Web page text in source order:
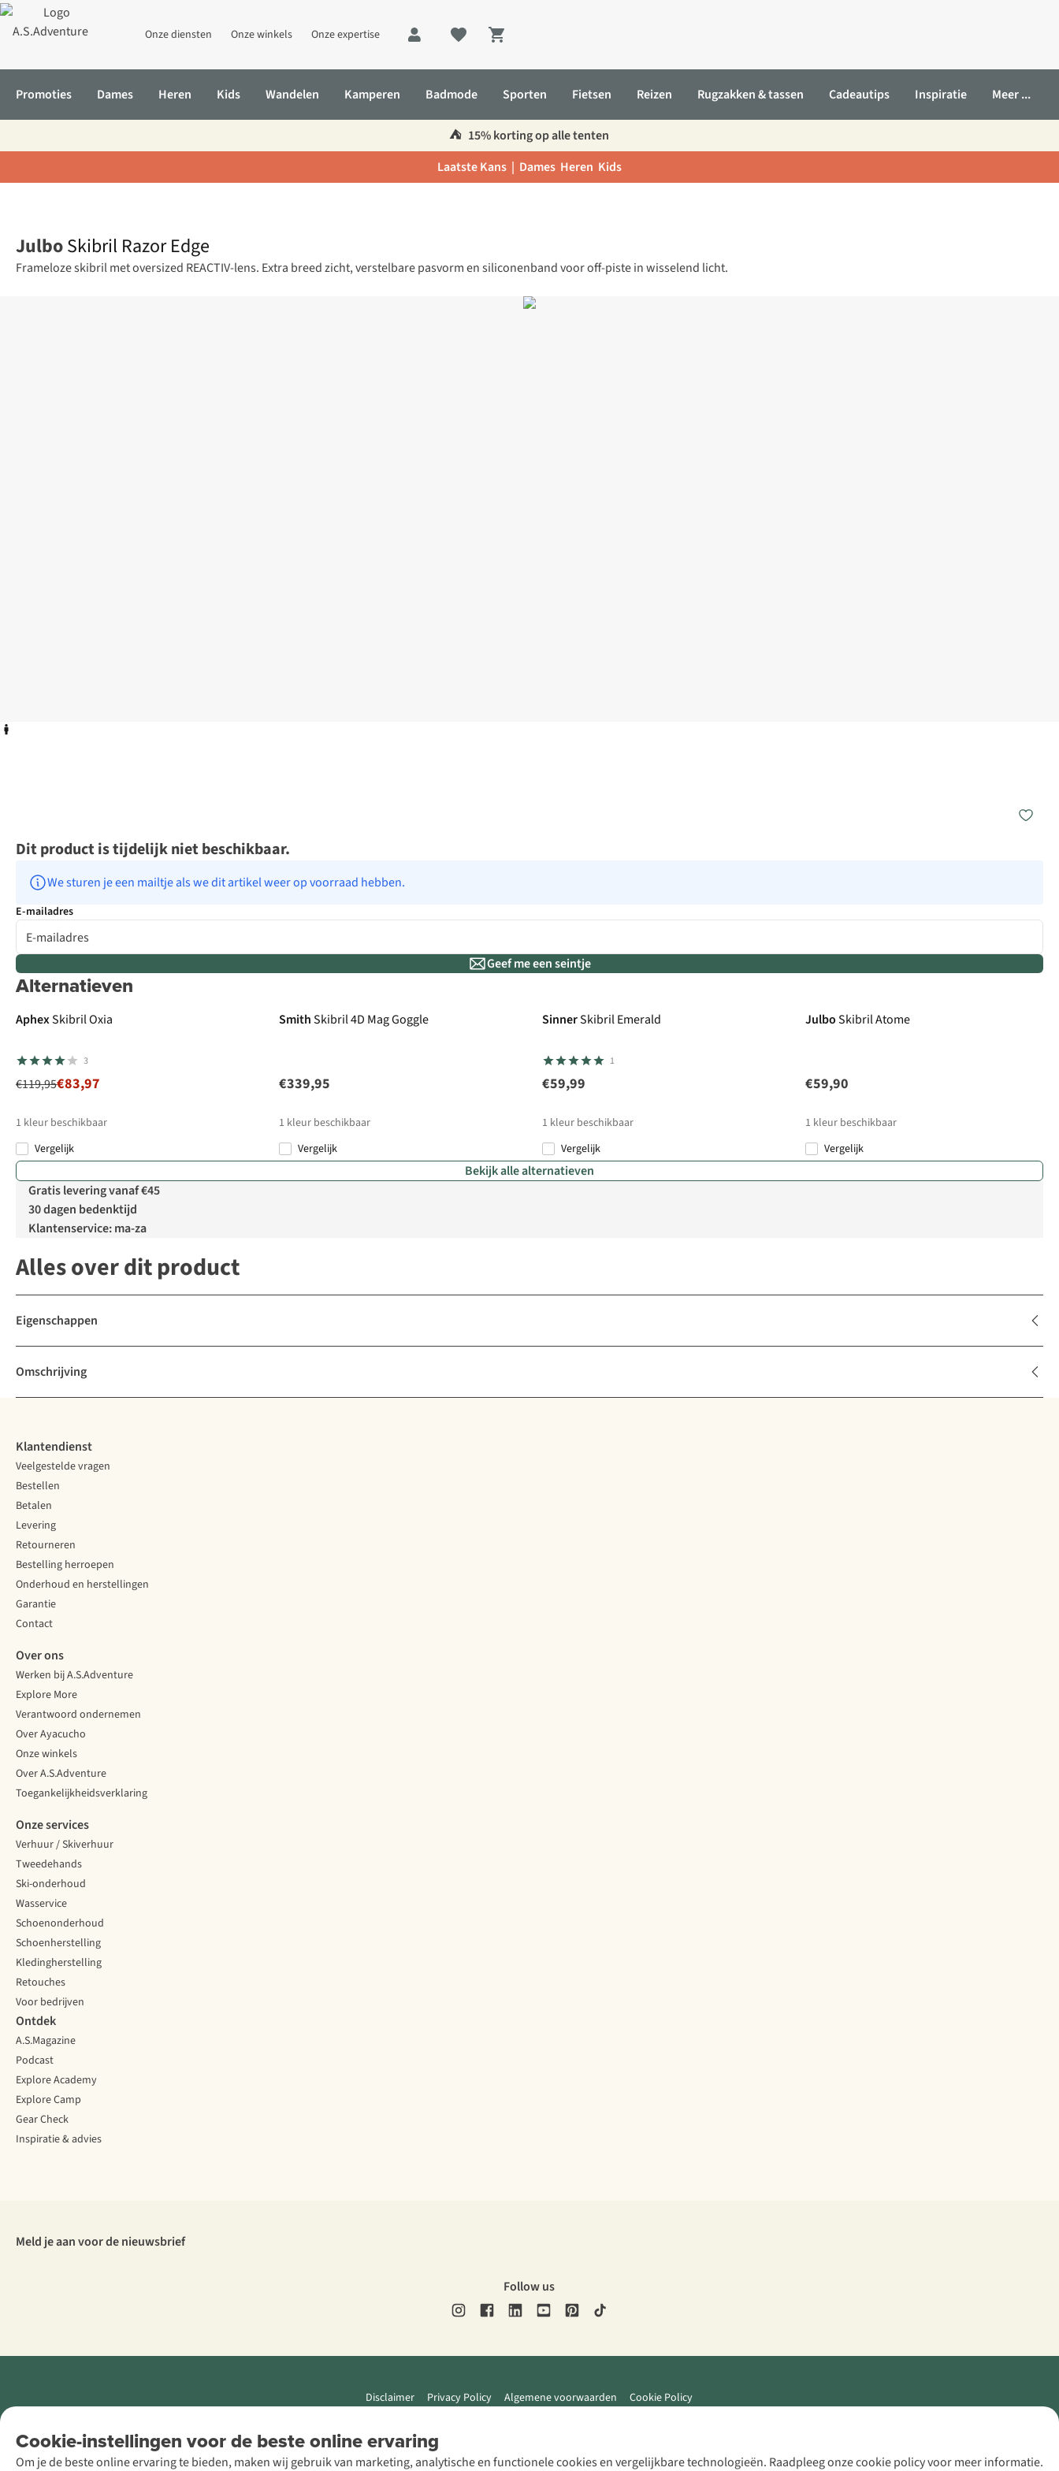
Onze diensten Onze winkels Onze expertise
Shopping cart
Promoties Dames Heren Kids Wandelen Kamperen Badmode Sporten Fietsen Reizen Rugzakken & tassen Cadeautips Inspiratie Meer ...
⛺️ 15% korting op alle tenten
Laatste Kans | Dames Heren Kids
JulboSkibril Razor Edge
Frameloze skibril met oversized REACTIV-lens. Extra breed zicht, verstelbare pasvorm en siliconenband voor off-piste in wisselend licht.
Dit product is tijdelijk niet beschikbaar.
We sturen je een mailtje als we dit artikel weer op voorraad hebben.
E-mailadres
Geef me een seintje
Alternatieven
-30%
AphexSkibril Oxia
3
€119,95€83,97
1 kleur beschikbaar
Vergelijk
SmithSkibril 4D Mag Goggle
€339,95
1 kleur beschikbaar
Vergelijk
SinnerSkibril Emerald
1
€59,99
1 kleur beschikbaar
Vergelijk
JulboSkibril Atome
€59,90
1 kleur beschikbaar
Vergelijk
Bekijk alle alternatieven
Gratis levering vanaf €45
30 dagen bedenktijd
Klantenservice: ma-za
Alles over dit product
Eigenschappen
Omschrijving
Cookie-instellingen voor de beste online ervaring
Om je de beste online ervaring te bieden, maken wij gebruik van marketing, analytische en functionele cookies en vergelijkbare technologieën. Raadpleeg onze cookie policy voor meer informatie.
Klantendienst
Veelgestelde vragen
Bestellen
Betalen
Levering
Retourneren
Bestelling herroepen
Onderhoud en herstellingen
Garantie
Contact
Over ons
Werken bij A.S.Adventure
Explore More
Verantwoord ondernemen
Over Ayacucho
Onze winkels
Over A.S.Adventure
Toegankelijkheidsverklaring
Onze services
Verhuur / Skiverhuur
Tweedehands
Ski-onderhoud
Wasservice
Schoenonderhoud
Schoenherstelling
Kledingherstelling
Retouches
Voor bedrijven
Ontdek
A.S.Magazine
Podcast
Explore Academy
Explore Camp
Gear Check
Inspiratie & advies
Meld je aan voor de nieuwsbrief
Follow us
Disclaimer Privacy Policy Algemene voorwaarden Cookie Policy
Retail Concepts
NV,